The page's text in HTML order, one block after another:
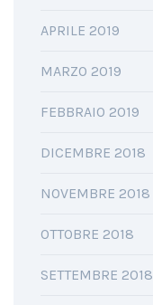
APRILE 2019
MARZO 2019
FEBBRAIO 2019
DICEMBRE 2018
NOVEMBRE 2018
OTTOBRE 2018
SETTEMBRE 2018